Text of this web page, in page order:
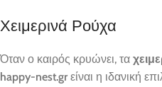
Χειμερινά Ρούχα
Όταν ο καιρός κρυώνει, τα
happy-nest.gr είναι η ιδανική